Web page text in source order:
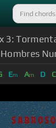
3:
Em Am D C